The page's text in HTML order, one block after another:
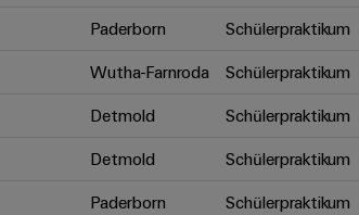
Paderborn Schülerpraktikum
Wutha-Farnroda Schülerpraktikum
Detmold Schülerpraktikum
Detmold Schülerpraktikum
Paderborn Schülerpraktikum